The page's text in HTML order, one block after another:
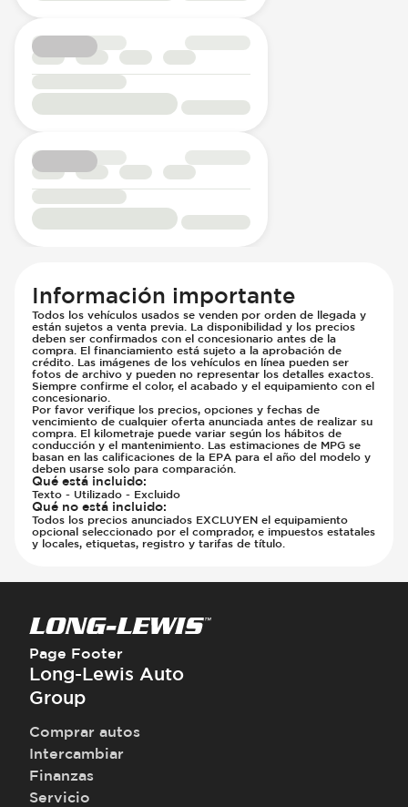
Información importante
Todos los vehículos usados se venden por orden de llegada y
están sujetos a venta previa. La disponibilidad y los precios
deben ser confirmados con el concesionario antes de la
compra. El financiamiento está sujeto a la aprobación de
crédito. Las imágenes de los vehículos en línea pueden ser
fotos de archivo y pueden no representar los detalles exactos.
Siempre confirme el color, el acabado y el equipamiento con el
concesionario.
Por favor verifique los precios, opciones y fechas de
vencimiento de cualquier oferta anunciada antes de realizar su
compra. El kilometraje puede variar según los hábitos de
conducción y el mantenimiento. Las estimaciones de MPG se
basan en las calificaciones de la EPA para el año del modelo y
deben usarse solo para comparación.
Qué está incluido:
Texto - Utilizado - Excluido
Qué no está incluido:
Todos los precios anunciados EXCLUYEN el equipamiento
opcional seleccionado por el comprador, e impuestos estatales
y locales, etiquetas, registro y tarifas de título.
Page Footer
Long-Lewis Auto
Group
Comprar autos
Intercambiar
Finanzas
Servicio